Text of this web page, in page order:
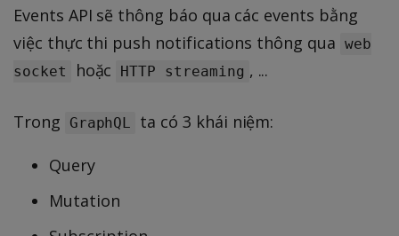
Events API sẽ thông báo qua các events bằng
việc thực thi push notifications thông qua web
socket
hoặc HTTP streaming , ...
Trong GraphQL ta có 3 khái niệm:
Query
Mutation